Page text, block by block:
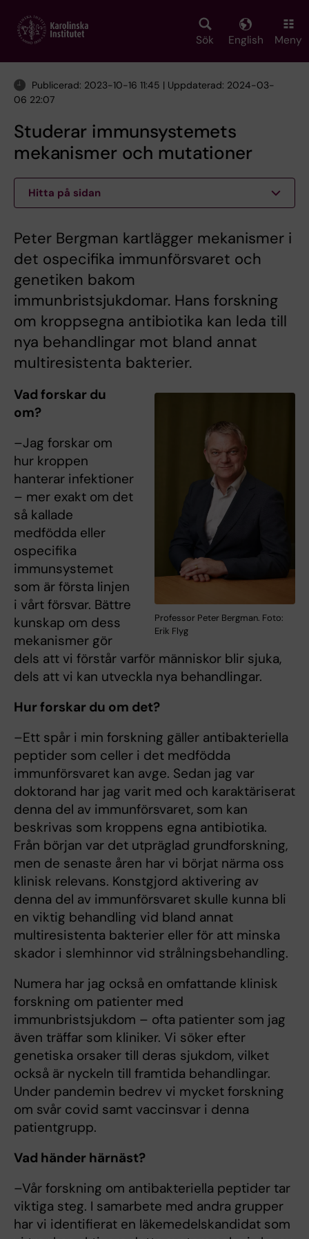
main
Sök English Meny
Publicerad: 2023-10-16 11:45 | Uppdaterad: 2024-03-
06 22:07
Studerar immunsystemets
mekanismer och mutationer
Hitta på sidan
Peter Bergman kartlägger mekanismer i
det ospecifika immunförsvaret och
genetiken bakom
immunbristsjukdomar. Hans forskning
om kroppsegna antibiotika kan leda till
nya behandlingar mot bland annat
multiresistenta bakterier.
Professor Peter Bergman. Foto:
Erik Flyg
Vad forskar du
om?
–Jag forskar om
hur kroppen
hanterar infektioner
– mer exakt om det
så kallade
medfödda eller
ospecifika
immunsystemet
som är första linjen
i vårt försvar. Bättre
kunskap om dess
mekanismer gör
dels att vi förstår varför människor blir sjuka,
dels att vi kan utveckla nya behandlingar.
Hur forskar du om det?
–Ett spår i min forskning gäller antibakteriella
peptider som celler i det medfödda
immunförsvaret kan avge. Sedan jag var
doktorand har jag varit med och karaktäriserat
denna del av immunförsvaret, som kan
beskrivas som kroppens egna antibiotika.
Från början var det utpräglad grundforskning,
men de senaste åren har vi börjat närma oss
klinisk relevans. Konstgjord aktivering av
denna del av immunförsvaret skulle kunna bli
en viktig behandling vid bland annat
multiresistenta bakterier eller för att minska
skador i slemhinnor vid strålningsbehandling.
Numera har jag också en omfattande klinisk
forskning om patienter med
immunbristsjukdom – ofta patienter som jag
även träffar som kliniker. Vi söker efter
genetiska orsaker till deras sjukdom, vilket
också är nyckeln till framtida behandlingar.
Under pandemin bedrev vi mycket forskning
om svår covid samt vaccinsvar i denna
patientgrupp.
Vad händer härnäst?
–Vår forskning om antibakteriella peptider tar
viktiga steg. I samarbete med andra grupper
har vi identifierat en läkemedelskandidat som